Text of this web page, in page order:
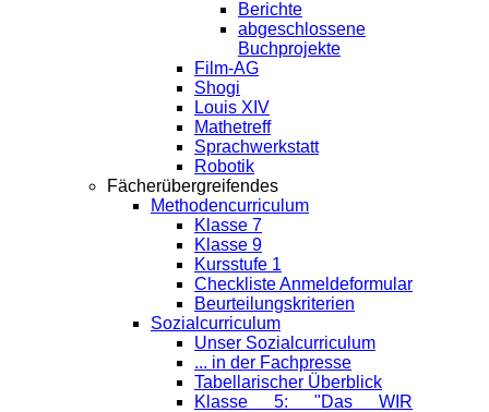
Berichte
abgeschlossene
Buchprojekte
Film-AG
Shogi
Louis XIV
Mathetreff
Sprachwerkstatt
Robotik
Fächerübergreifendes
Methodencurriculum
Klasse 7
Klasse 9
Kursstufe 1
Checkliste Anmeldeformular
Beurteilungskriterien
Sozialcurriculum
Unser Sozialcurriculum
... in der Fachpresse
Tabellarischer Überblick
Klasse 5: "Das WIR